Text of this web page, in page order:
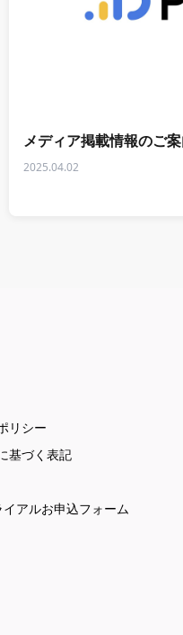
メディア掲載情報のご
2025.04.02
リシー
基づく表記
アルお申込フォーム